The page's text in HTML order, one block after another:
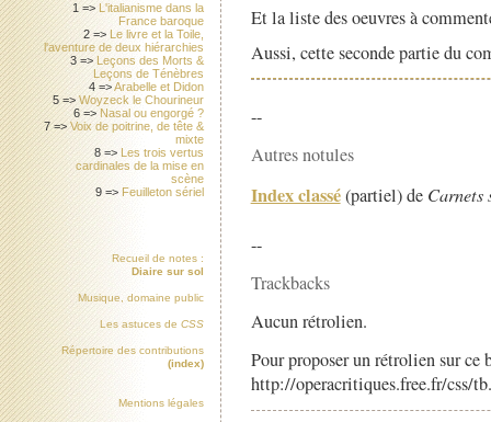
Et la liste des oeuvres à
Aussi, cette seconde partie du
--
Autres notules
Index classé(partiel) de Carnets
--
Trackbacks
Aucun rétrolien.
Pour proposer un rétrolien sur
http://operacritiques.free.fr/css/
1 => L'italianisme dans la
France baroque
2 => Le livre et la Toile,
l'aventure de deux hiérarchies
3 => Leçons des Morts &
Leçons de Ténèbres
4 =>Arabelle et Didon
5 =>Woyzeck le Chourineur
6 => Nasal ou engorgé ?
7 =>Voix de poitrine, de tête &
mixte
8 => Les trois vertus
cardinales de la mise en
scène
9 => Feuilleton sériel
Recueil de notes :
Diaire sur sol
Musique, domaine public
Les astuces de CSS
Répertoire des contributions
(index)
Mentions légales